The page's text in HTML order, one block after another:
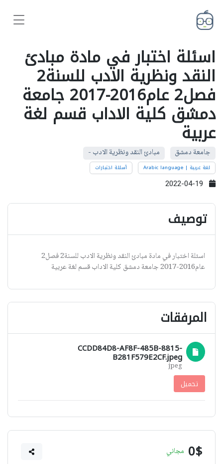
اسئلة اختبار في مادة مبادئ
النقد ونظرية الادب للسنة2
فصل2 عام2016-2017 جامعة
دمشق كلية الاداب قسم لغة
عربية
جامعة دمشق مبادئ النقد ونظرية الادب -
لغة عربية | Arabic language أسئلة اختبارات
توصيف
اسئلة اختبار في مادة مبادئ النقد ونظرية الادب للسنة2 فصل2
عام2016-2017 جامعة دمشق كلية الاداب قسم لغة عربية
المرفقات
CCDD84D8-AF8F-485B-8815-
B281F579E2CF.jpeg
jpeg
تحميل
0$ مجاني